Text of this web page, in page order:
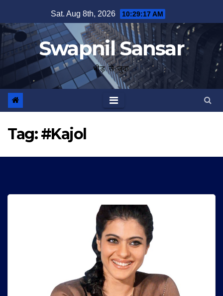
to
content
Sat. Aug 8th, 2026 10:29:17 AM
Swapnil Sansar
भीड़ से जुदा
Tag:#Kajol